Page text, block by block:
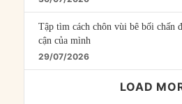
Tập tìm cách chôn vùi bê bối chấn
cận của mình
29/07/2026
LOAD